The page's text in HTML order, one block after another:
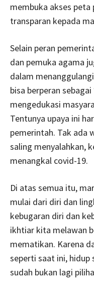
membuka akses peta
transparan kepada
Selain peran
dan pemuka agama
dalam
bisa berperan
mengedukasi
Tentunya upaya ini
pemerintah. Tak ada
saling menyalahkan,
menangkal covid-19.
Di atas semua itu,
mulai dari diri dan
kebugaran diri dan
ikhtiar kita melawan
mematikan. Karena
seperti saat ini, hidup
sudah bukan lagi